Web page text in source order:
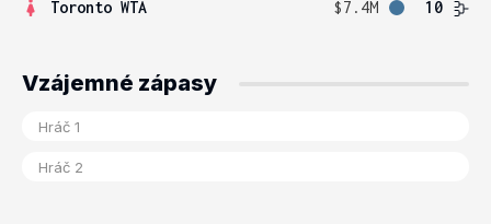
Toronto WTA
$7.4M 10
Vzájemné zápasy